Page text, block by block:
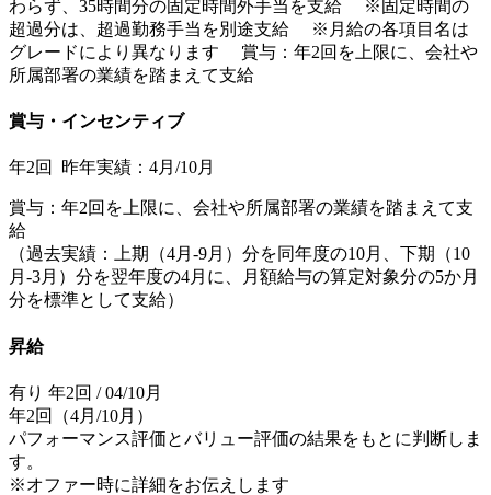
わらず、35時間分の固定時間外手当を支給 ※固定時間の
超過分は、超過勤務手当を別途支給 ※月給の各項目名は
グレードにより異なります 賞与：年2回を上限に、会社や
所属部署の業績を踏まえて支給
賞与・インセンティブ
年2回 昨年実績：4月/10月
賞与：年2回を上限に、会社や所属部署の業績を踏まえて支
給
（過去実績：上期（4月-9月）分を同年度の10月、下期（10
月-3月）分を翌年度の4月に、月額給与の算定対象分の5か月
分を標準として支給）
昇給
有り 年2回 / 04/10月
年2回（4月/10月）
パフォーマンス評価とバリュー評価の結果をもとに判断しま
す。
※オファー時に詳細をお伝えします